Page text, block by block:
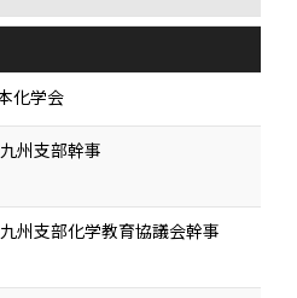
化学会
州支部幹事
州支部化学教育協議会幹事